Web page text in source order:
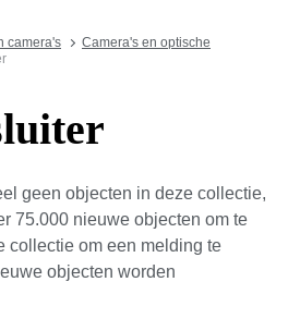
camera's
Camera's en optische
geen objecten in deze collectie,
75.000 nieuwe objecten om te
collectie om een melding te
objecten worden